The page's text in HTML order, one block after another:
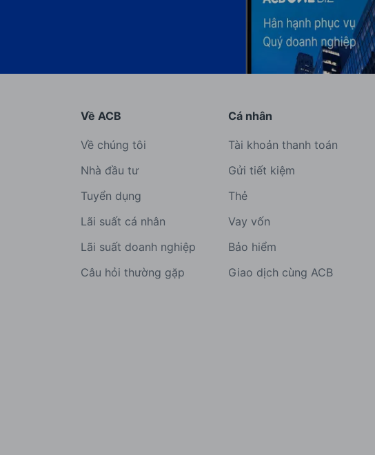
Về ACB
Về chúng tôi
Nhà đầu tư
Tuyển dụng
Lãi suất cá nhân
Lãi suất doanh nghiệp
Câu hỏi thường gặp
Cá nhân
Tài khoản thanh toán
Gửi tiết kiệm
Thẻ
Vay vốn
Bảo hiểm
Giao dịch cùng ACB